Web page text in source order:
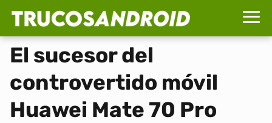
El sucesor del
controvertido móvil
Huawei Mate 70 Pro